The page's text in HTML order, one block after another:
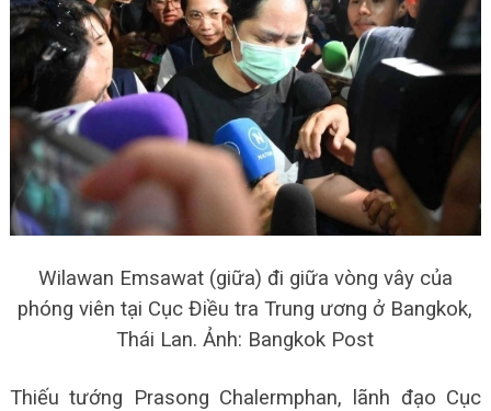
Wilawan Emsawat (giữa) đi giữa vòng vây của
phóng viên tại Cục Điều tra Trung ương ở Bangkok,
Thái Lan. Ảnh: Bangkok Post
Thiếu tướng Prasong Chalermphan, lãnh đạo Cục